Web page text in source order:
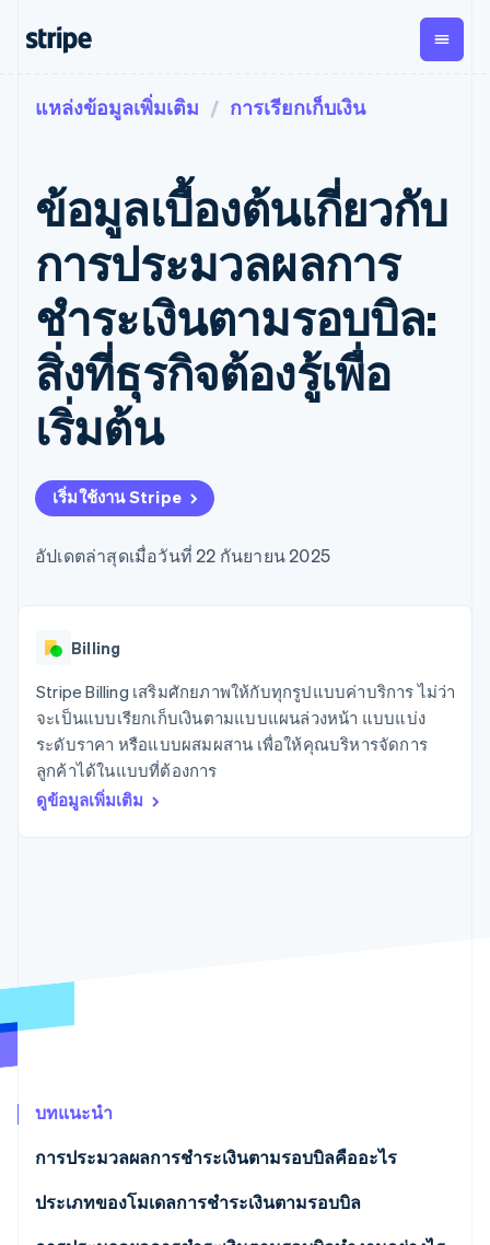
การชำระเงิน
การชำระเงิน
ออนไลน์
Payment links
การชำระเงิน
เขียนโค้ด
Checkout
UI การชำระ
เงินสำเร็จรูป
Elements
องค์ประกอบ UI
ที่ยืดหยุ่น
วิธีการชำระ
มากกว่า 125
รายการ
Authorization
ยกระดับการ
รวดเร็วขึ้น
รายรับ
รายรับตาม
แบบแผนล่วง
หน้า
Metronome
การเรียกเก็บ
ใช้งาน
การชำระเงิน
ตามรอบบิล
การจัดการ
การชำระเงิน
ตามรอบบิล
Invoicing
ขายและ VAT
อัตโนมัติ
Revenue
Data
Pipeline
การซิงค์
ข้อมูล
การ
Global
เบิกจ่าย
บุคคลที่
สาม
Atlas
Climate
ดูว่า Stripe กำลังสร้างโครงสร้างพื้นฐานระบบเศรษฐกิจสำหรับ
รับชมเลย
ตามขั้น
ธุรกิจสตาร์ทอัพ
ตามกรณีใช้งาน
การค้าแบบใช้เอเจนต์
อีคอมเมิร์ซ
บริการทางการเงินที่ผสาน
รวมในตัว
การทำงานอัตโนมัติด้าน
การชำระเงินในแอป
การจัดการเงิน
แพลตฟอร์ม
แวดวงครีเอเตอร์
เกม
การบริการ การเดินทาง
และสันทนาการ
ประกันภัย
สื่อและความบันเทิง
องค์กรไม่แสวงผลกำไร
ภาครัฐ
เอกสารประกอบ
ข้อมูลอ้างอิงเกี่ยวกับ API
ไลบรารีและ SDK
Stripe Apps
คู่มือ
รับการชำระเงินออนไลน์
ติดตั้งใช้งานการชำระเงิน
สำเร็จรูป
จัดการการชำระเงินตาม
เสนอการเรียกเก็บเงินตาม
การใช้งาน
รองรับอยู่
จัดเตรียมและจัดการ
การเชื่อมต่อการทำงาน
แอป
ตัวอย่างโค้ด
บล็อกของนักพัฒนา
สถานะ API
เรียนรู้
เรื่องราวจากลูกค้า
คู่มือ
การสนับสนุน
รับการสนับสนุน
แพ็กเกจการสนับสนุนที่ได้
รับการจัดการ
บริการเฉพาะทาง
บริษัท
แผนงานผลิตภัณฑ์
การประชุมประจำปีแบบ
เซสชัน
การติดต่อ
ติดต่อฝ่ายขาย
สมัครเป็นพาร์ทเนอร์
แหล่งข้อมูลเพิ่มเติม การเรียกเก็บเงิน
ข้อมูลเบื้องต้นเกี่ยวกับ
การประมวลผลการ
ชําระเงินตามรอบบิล:
สิ่งที่ธุรกิจต้องรู้เพื่อ
เริ่มต้น
เริ่มใช้งาน Stripe
อัปเดตล่าสุดเมื่อวันที่ 22 กันยายน 2025
Billing
Stripe Billing เสริมศักยภาพให้กับทุกรูปแบบค่าบริการ ไม่ว่า
จะเป็นแบบเรียกเก็บเงินตามแบบแผนล่วงหน้า แบบแบ่ง
ระดับราคา หรือแบบผสมผสาน เพื่อให้คุณบริหารจัดการ
ลูกค้าได้ในแบบที่ต้องการ
ดูข้อมูลเพิ่มเติม
บทแนะนำ
การประมวลผลการชำระเงินตามรอบบิลคืออะไร
ประเภทของโมเดลการชำระเงินตามรอบบิล